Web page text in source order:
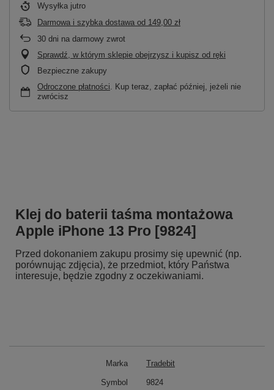
Wysyłka jutro
Darmowa i szybka dostawa od 149,00 zł
30 dni na darmowy zwrot
Sprawdź, w którym sklepie obejrzysz i kupisz od ręki
Bezpieczne zakupy
Odroczone płatności . Kup teraz, zapłać później, jeżeli nie
zwrócisz
Klej do baterii taśma montażowa
Apple iPhone 13 Pro [9824]
Przed dokonaniem zakupu prosimy się upewnić (np.
porównując zdjęcia), że przedmiot, który Państwa
interesuje, będzie zgodny z oczekiwaniami.
Marka Tradebit
Symbol 9824